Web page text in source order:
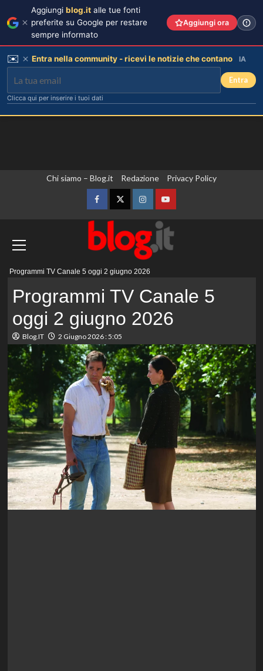
Chi siamo – Blog.it Redazione Privacy Policy
FacebookTwitterInstagramYouTube
Programmi TV Canale 5 oggi 2 giugno 2026
Programmi TV Canale 5
oggi 2 giugno 2026
Blog.IT 2 Giugno 2026 : 5:05
Aggiungi blog.it alle tue fonti
preferite su Google per restare
sempre informato
Aggiungi ora
✉️ Entra nella community - ricevi le notizie che contano IA
Entra
Clicca qui per inserire i tuoi dati